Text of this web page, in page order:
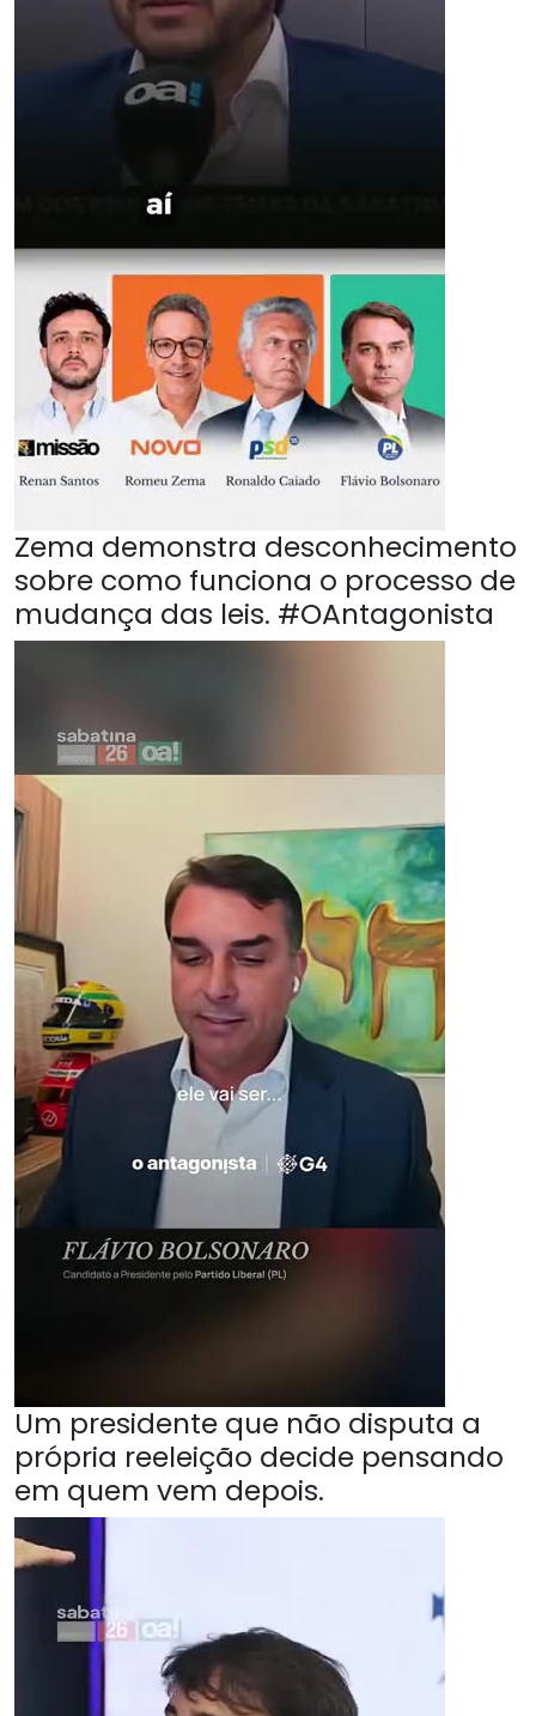
Zema demonstra desconhecimento
sobre como funciona o processo de
mudança das leis. #OAntagonista
Um presidente que não disputa a
própria reeleição decide pensando
em quem vem depois.